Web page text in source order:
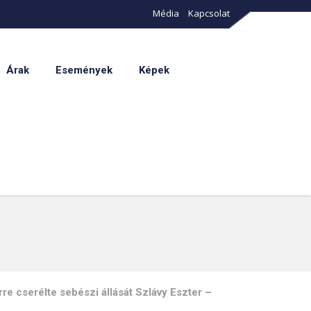
Média Kapcsolat
Árak Események Képek
cserélte sebészi állását Szlávy Eszter –